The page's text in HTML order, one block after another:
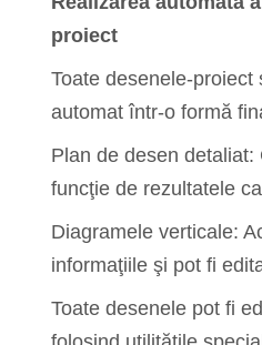
proiect
Toate desenele-proiect
automat într-o formă
Plan de desen
funcţie de rezultatele
Diagramele verticale:
informaţiile şi pot fi
Toate desenele pot fi